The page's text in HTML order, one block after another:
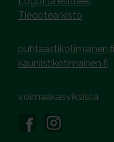
Tiedotearkisto
puhtaastikotimainen.fi
kauniistikotimainen.fi
voimaakasviksista